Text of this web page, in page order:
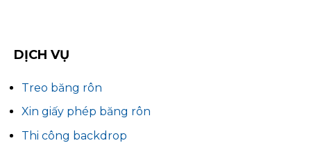
DỊCH VỤ
Treo băng rôn
Xin giấy phép băng rôn
Thi công backdrop